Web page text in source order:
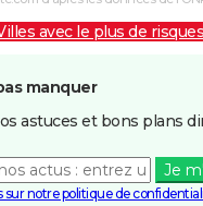
avec le plus de
manquer
astuces et bons plans
Je
sur notre politique de